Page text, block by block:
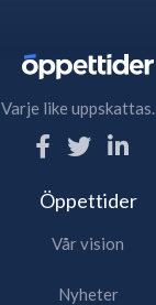
Varje like uppskattas.
Öppettider
Vår vision
Nyheter